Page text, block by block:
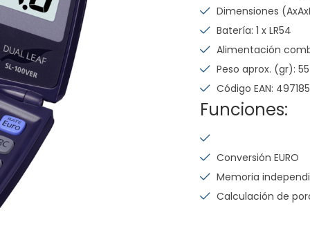
Dimensiones
Batería: 1 x LR54
Alimentación
Peso aprox. (gr):
Código EAN:
Funciones:
Conversión EURO
Memoria
Calculación de